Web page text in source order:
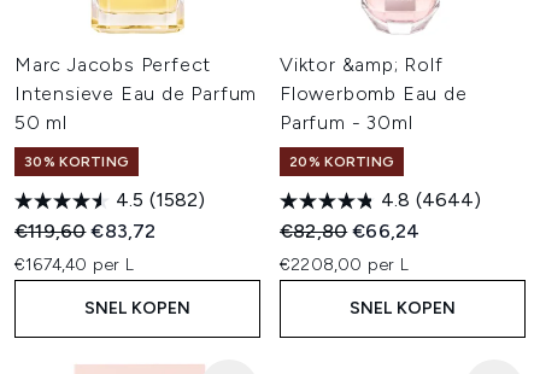
Marc Jacobs Perfect
Intensieve Eau de Parfum
50 ml
30% KORTING
4.5 (1582)
Recommended Retail Price:
€119,60Huidige prijs:
€83,72
€1674,40 per L
SNEL KOPEN
Viktor &amp; Rolf
Flowerbomb Eau de
Parfum - 30ml
20% KORTING
4.8 (4644)
Recommended Retail Price:
€82,80Huidige prijs:
€66,24
€2208,00 per L
SNEL KOPEN